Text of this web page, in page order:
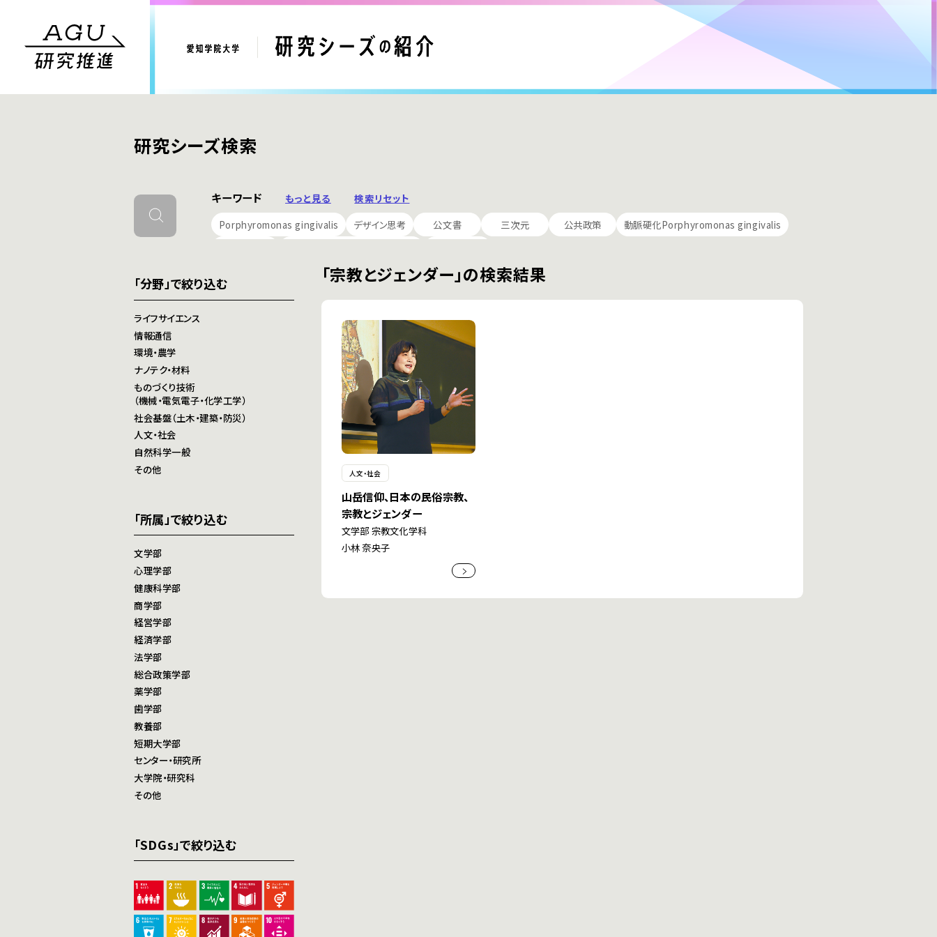
研究シーズ検索
キーワード もっと見る
検索リセット
Porphyromonas gingivalis
デザイン思考 公文書 三次元 公共政策
動脈硬化Porphyromonas gingivalis
「分野」で絞り込む
ライフサイエンス
情報通信
環境・農学
ナノテク・材料
ものづくり技術
（機械・電気電子・化学工学）
社会基盤（土木・建築・防災）
人文・社会
自然科学一般
その他
「所属」で絞り込む
文学部
心理学部
健康科学部
商学部
経営学部
経済学部
法学部
総合政策学部
薬学部
歯学部
教養部
短期大学部
センター・研究所
大学院・研究科
その他
「SDGs」で絞り込む
「宗教とジェンダー」の検索結果
人文・社会
山岳信仰、日本の民俗宗教、
宗教とジェンダー
文学部 宗教文化学科
小林 奈央子